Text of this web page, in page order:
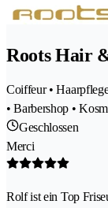
Roots Hair
Coiffeur •
• Barbershop •
Geschlossen
Merci
Rolf ist ein Top